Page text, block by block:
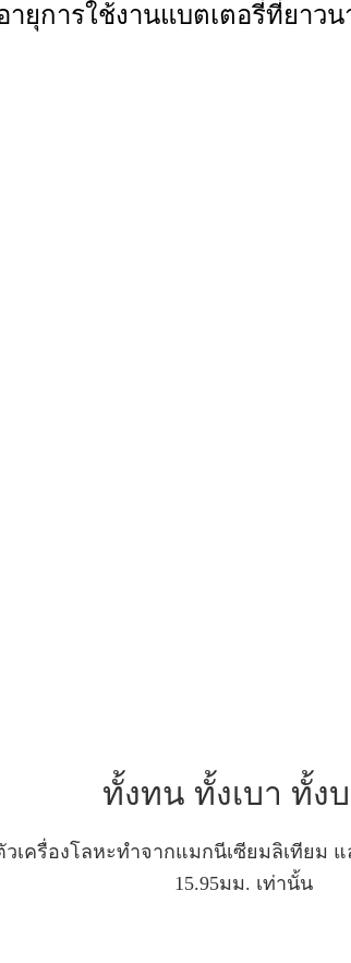
ายุการใช้งานแบตเตอรี่ที่ยา
ทั้งทน ทั้งเบา ทั้ง
ครื่องโลหะทำจากแมกนีเซียมลิเทียม
15.95มม. เท่านั้น